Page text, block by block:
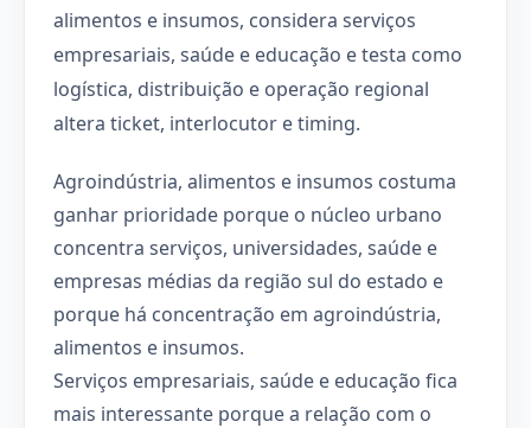
alimentos e insumos, considera serviços
empresariais, saúde e educação e testa como
logística, distribuição e operação regional
altera ticket, interlocutor e timing.
Agroindústria, alimentos e insumos costuma
ganhar prioridade porque o núcleo urbano
concentra serviços, universidades, saúde e
empresas médias da região sul do estado e
porque há concentração em agroindústria,
alimentos e insumos.
Serviços empresariais, saúde e educação fica
mais interessante porque a relação com o